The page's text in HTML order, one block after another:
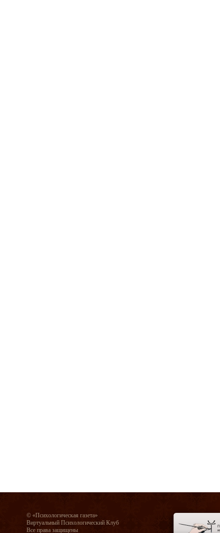
© «Психологическая газета»
Виртуальный Психологический Клуб
Все права защищены